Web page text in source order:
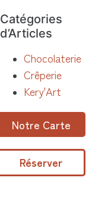
Catégories
d’Articles
Chocolaterie
Crêperie
Kery'Art
Notre Carte
Réserver